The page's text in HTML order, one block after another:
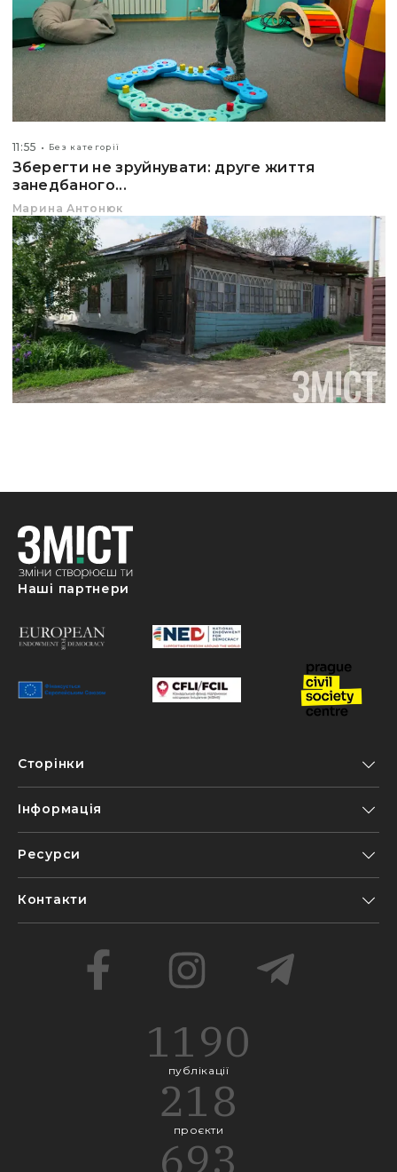
11:55 Без категорії
Зберегти не зруйнувати: друге життя
занедбаного...
Марина Антонюк
Наші партнери
Сторінки
Інформація
Ресурси
Контакти
1190
публікації
218
проєкти
693